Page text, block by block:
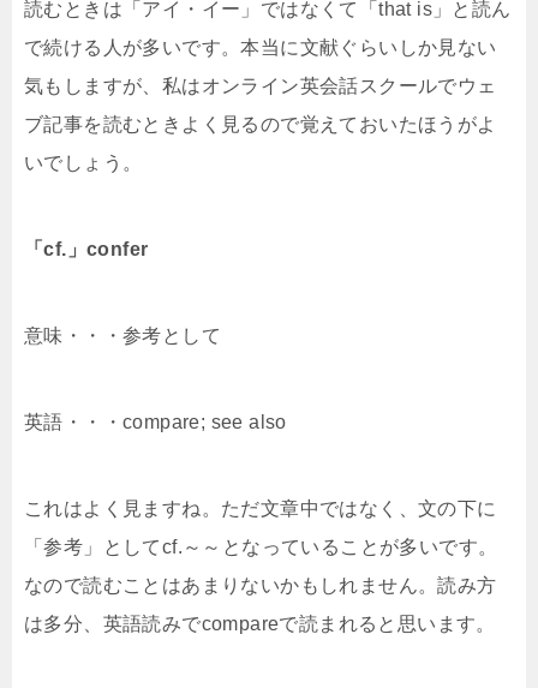
読むときは「アイ・イー」ではなくて「that is」と読ん
で続ける人が多いです。本当に文献ぐらいしか見ない
気もしますが、私はオンライン英会話スクールでウェ
ブ記事を読むときよく見るので覚えておいたほうがよ
いでしょう。
「cf.」confer
意味・・・参考として
英語・・・compare; see also
これはよく見ますね。ただ文章中ではなく、文の下に
「参考」としてcf.～～となっていることが多いです。
なので読むことはあまりないかもしれません。読み方
は多分、英語読みでcompareで読まれると思います。